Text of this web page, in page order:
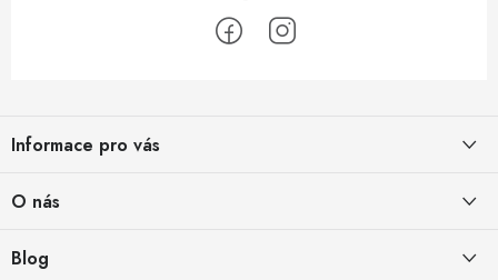
pInformace pro vás
Podmínky ochrany osobních údajů
O nás
Blog